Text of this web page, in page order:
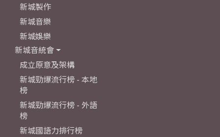
新城製作
新城音樂
新城娛樂
新城音統會
成立原意及架構
新城勁爆流行榜 - 本地
榜
新城勁爆流行榜 - 外語
榜
新城國語力排行榜